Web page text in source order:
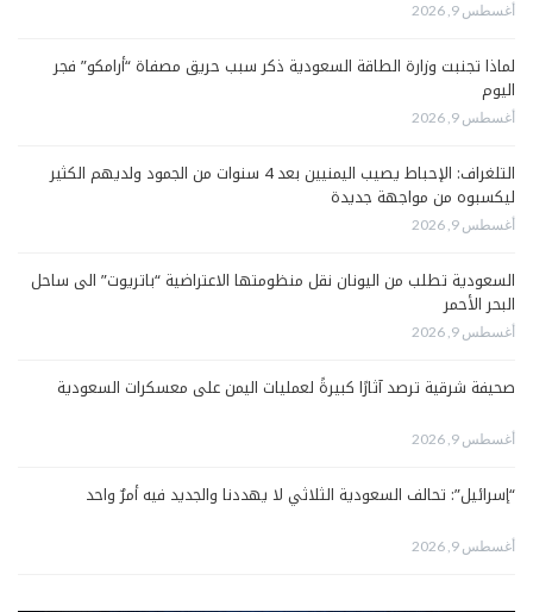
أغسطس 9, 2026
لماذا تجنبت وزارة الطاقة السعودية ذكر سبب حريق مصفاة “أرامكو” فجر
اليوم
أغسطس 9, 2026
التلغراف: الإحباط يصيب اليمنيين بعد 4 سنوات من الجمود ولديهم الكثير
ليكسبوه من مواجهة جديدة
أغسطس 9, 2026
السعودية تطلب من اليونان نقل منظومتها الاعتراضية “باتريوت” الى ساحل
البحر الأحمر
أغسطس 9, 2026
صحيفة شرقية ترصد آثارًا كبيرةً لعمليات اليمن على معسكرات السعودية
أغسطس 9, 2026
“إسرائيل”: تحالف السعودية الثلاثي لا يهددنا والجديد فيه أمرٌ واحد
أغسطس 9, 2026